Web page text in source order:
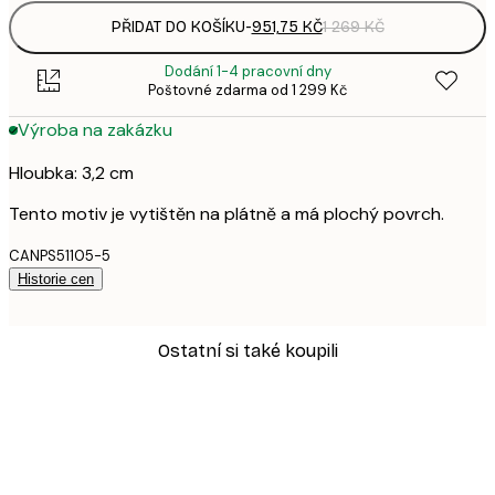
PŘIDAT DO KOŠÍKU-951,75 KČ1 269 KČ
Dodání 1-4 pracovní dny
Poštovné zdarma od 1 299 Kč
Výroba na zakázku
Hloubka: 3,2 cm
Tento motiv je vytištěn na plátně a má plochý povrch.
CANPS51105-5
Historie cen
Ostatní si také koupili